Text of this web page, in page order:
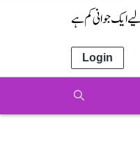
ایک جوانی کم ہے
Login